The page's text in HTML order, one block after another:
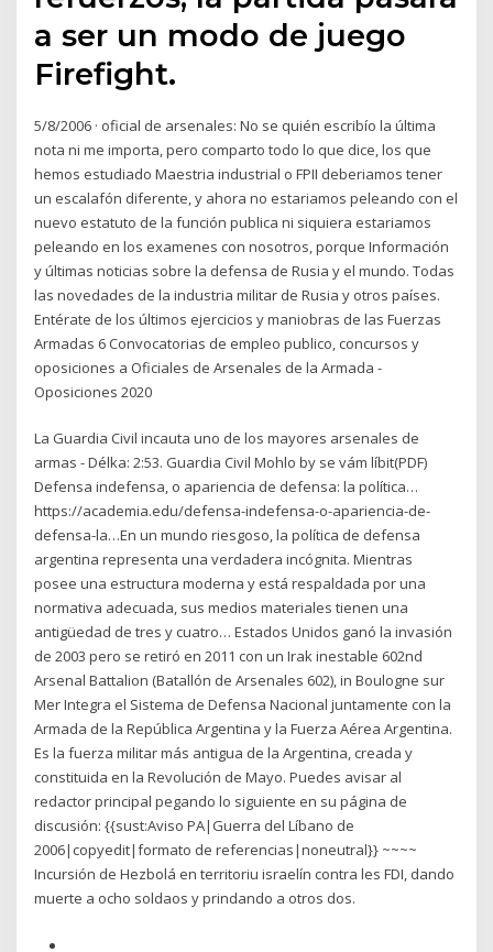
a ser un modo de juego
Firefight.
5/8/2006 · oficial de arsenales: No se quién escribío la última
nota ni me importa, pero comparto todo lo que dice, los que
hemos estudiado Maestria industrial o FPII deberiamos tener
un escalafón diferente, y ahora no estariamos peleando con el
nuevo estatuto de la función publica ni siquiera estariamos
peleando en los examenes con nosotros, porque Información
y últimas noticias sobre la defensa de Rusia y el mundo. Todas
las novedades de la industria militar de Rusia y otros países.
Entérate de los últimos ejercicios y maniobras de las Fuerzas
Armadas 6 Convocatorias de empleo publico, concursos y
oposiciones a Oficiales de Arsenales de la Armada -
Oposiciones 2020
La Guardia Civil incauta uno de los mayores arsenales de
armas - Délka: 2:53. Guardia Civil Mohlo by se vám líbit(PDF)
Defensa indefensa, o apariencia de defensa: la política…
https://academia.edu/defensa-indefensa-o-apariencia-de-
defensa-la…En un mundo riesgoso, la política de defensa
argentina representa una verdadera incógnita. Mientras
posee una estructura moderna y está respaldada por una
normativa adecuada, sus medios materiales tienen una
antigüedad de tres y cuatro… Estados Unidos ganó la invasión
de 2003 pero se retiró en 2011 con un Irak inestable 602nd
Arsenal Battalion (Batallón de Arsenales 602), in Boulogne sur
Mer Integra el Sistema de Defensa Nacional juntamente con la
Armada de la República Argentina y la Fuerza Aérea Argentina.
Es la fuerza militar más antigua de la Argentina, creada y
constituida en la Revolución de Mayo. Puedes avisar al
redactor principal pegando lo siguiente en su página de
discusión: {{sust:Aviso PA|Guerra del Líbano de
2006|copyedit|formato de referencias|noneutral}} ~~~~
Incursión de Hezbolá en territoriu israelín contra les FDI, dando
muerte a ocho soldaos y prindando a otros dos.